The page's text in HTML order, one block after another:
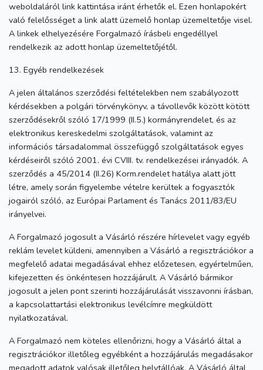
weboldaláról link kattintása iránt érhetők el. Ezen honlapokért
való felelősséget a link alatt üzemelő honlap üzemeltetője visel.
A linkek elhelyezésére Forgalmazó írásbeli engedéllyel
rendelkezik az adott honlap üzemeltetőjétől.
13. Egyéb rendelkezések
A jelen általános szerződési feltételekben nem szabályozott
kérdésekben a polgári törvénykönyv, a távollevők között kötött
szerződésekről szóló 17/1999 (II.5.) kormányrendelet, és az
elektronikus kereskedelmi szolgáltatások, valamint az
információs társadalommal összefüggő szolgáltatások egyes
kérdéseiről szóló 2001. évi CVIII. tv. rendelkezései irányadók. A
szerződés a 45/2014 (II.26) Korm.rendelet hatálya alatt jött
létre, amely során figyelembe vételre kerültek a fogyasztók
jogairól szóló, az Európai Parlament és Tanács 2011/83/EU
irányelvei.
A Forgalmazó jogosult a Vásárló részére hírlevelet vagy egyéb
reklám levelet küldeni, amennyiben a Vásárló a regisztrációkor a
megfelelő adatai megadásával ehhez előzetesen, egyértelműen,
kifejezetten és önkéntesen hozzájárult. A Vásárló bármikor
jogosult a jelen pont szerinti hozzájárulását visszavonni írásban,
a kapcsolattartási elektronikus levélcímre megküldött
nyilatkozatával.
A Forgalmazó nem köteles ellenőrizni, hogy a Vásárló által a
regisztrációkor illetőleg egyébként a hozzájárulás megadásakor
megadott adatok valósak illetőleg helytállóak. A Vásárló által